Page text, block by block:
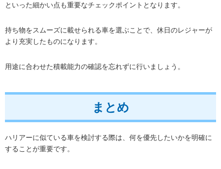
といった細かい点も重要なチェックポイントとなります。
持ち物をスムーズに載せられる車を選ぶことで、休日のレジャーが
より充実したものになります。
用途に合わせた積載能力の確認を忘れずに行いましょう。
まとめ
ハリアーに似ている車を検討する際は、何を優先したいかを明確に
することが重要です。